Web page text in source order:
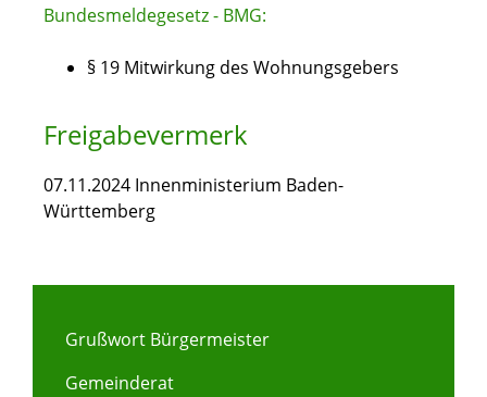
Bundesmeldegesetz - BMG:
§ 19 Mitwirkung des Wohnungsgebers
Freigabevermerk
07.11.2024 Innenministerium Baden-
Württemberg
Grußwort Bürgermeister
Gemeinderat